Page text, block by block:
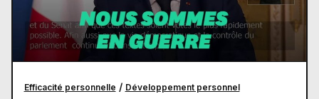
Efficacité personnelle / Développement personnel